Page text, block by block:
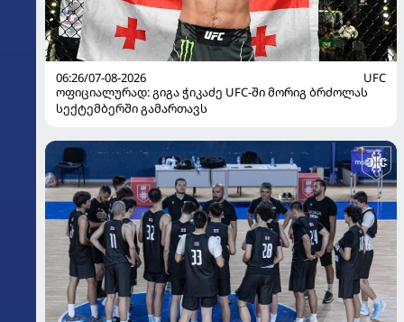
06:26/07-08-2026
UFC
ოფიციალურად: გიგა ჭიკაძე UFC-ში მორიგ ბრძოლას
სექტემბერში გამართავს